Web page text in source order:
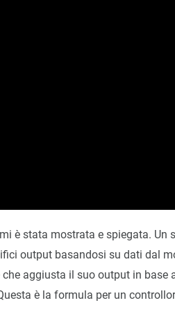
è stata mostrata e spiegata. Un
output basandosi su dati dal
aggiusta il suo output in base
è la formula per un